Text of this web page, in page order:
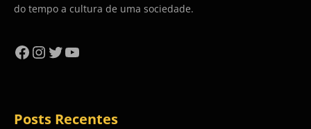
do tempo a cultura de uma sociedade.
Facebook
Instagram
Twitter
YouTube
Posts Recentes